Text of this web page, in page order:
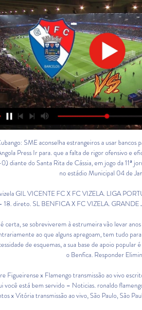
SME aconselha estrangeiros a usar bancos
Press Ir para. que a falta de rigor ofensivo e
diante do Santa Rita de Cássia, em jogo da 11ª
no estádio Municipal 04 de
GIL VICENTE FC X FC VIZELA. LIGA
- 18. direto. SL BENFICA X FC VIZELA.
certa, se sobreviverem à estrumeira vão levar
ao que alguns apregoam, tem tudo
de esquemas, a sua base de apoio popular
o Benfica. Responder
Figueirense x Flamengo transmissão ao vivo
você está bem servido – Noticias. ronaldo
x Vitória transmissão ao vivo, São Paulo, São